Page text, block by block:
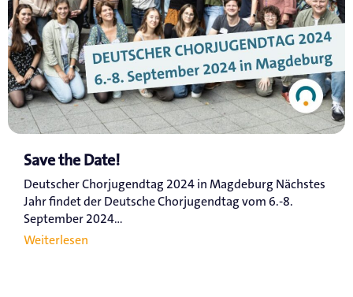
Save the Date!
Deutscher Chorjugendtag 2024 in Magdeburg Nächstes
Jahr findet der Deutsche Chorjugendtag vom 6.-8.
September 2024...
Weiterlesen